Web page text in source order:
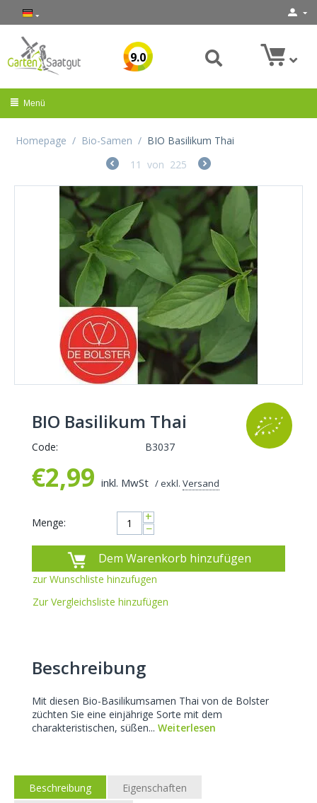
9.0
Menü
Homepage / Bio-Samen / BIO Basilikum Thai
11 von 225
BIO Basilikum Thai
Code: B3037
€2,99 inkl. MwSt / exkl. Versand
Menge: +
−
Dem Warenkorb hinzufügen
zur Wunschliste hinzufugen
Zur Vergleichsliste hinzufügen
Beschreibung
Mit diesen Bio-Basilikumsamen Thai von de Bolster
züchten Sie eine einjährige Sorte mit dem
charakteristischen, süßen... Weiterlesen
Beschreibung
Eigenschaften